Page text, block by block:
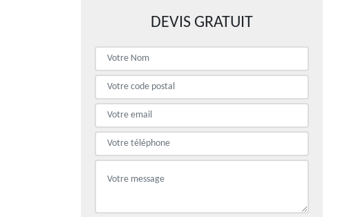
DEVIS GRATUIT